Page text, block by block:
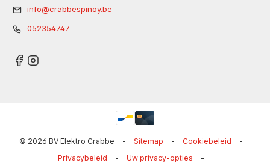
info@crabbespinoy.be
052354747
© 2026 BV Elektro Crabbe - Sitemap - Cookiebeleid
-
Privacybeleid
- Uw privacy-opties -